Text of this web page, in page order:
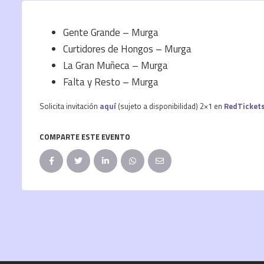
Gente Grande – Murga
Curtidores de Hongos – Murga
La Gran Muñeca – Murga
Falta y Resto – Murga
Solicita invitación aquí (sujeto a disponibilidad) 2×1 en
COMPARTE ESTE EVENTO